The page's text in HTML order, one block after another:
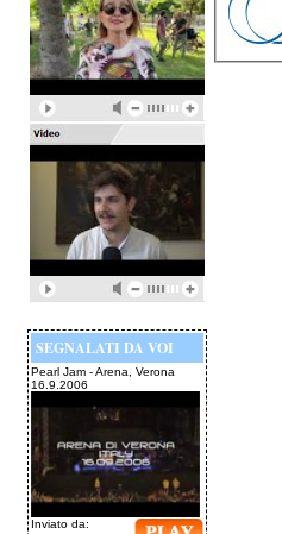
SEGNALATI DA VOI
Pearl Jam - Arena, Verona
16.9.2006
Inviato da: